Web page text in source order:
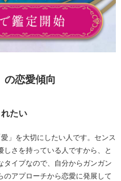
の恋愛傾向
たい
」を大切にしたい人です。センス
しさを持っている人ですから、と
タイプなので、自分からガンガン
のアプローチから恋愛に発展して